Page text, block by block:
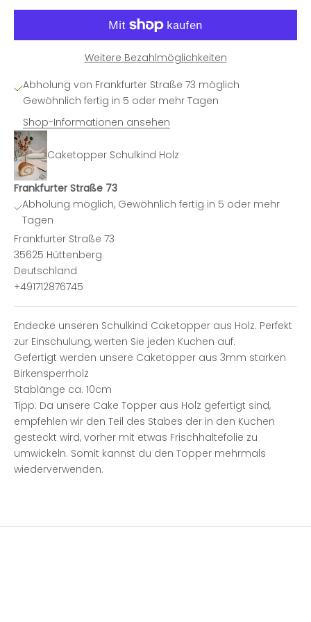
Weitere Bezahlmöglichkeiten
Abholung von Frankfurter Straße 73 möglich
Gewöhnlich fertig in 5 oder mehr Tagen
Shop-Informationen ansehen
Caketopper Schulkind Holz
Frankfurter Straße 73
Abholung möglich, Gewöhnlich fertig in 5 oder mehr
Tagen
Frankfurter Straße 73
35625 Hüttenberg
Deutschland
+491712876745
Endecke unseren Schulkind Caketopper aus Holz. Perfekt
zur Einschulung, werten Sie jeden Kuchen auf.
Gefertigt werden unsere Caketopper aus 3mm starken
Birkensperrholz
Stablänge ca. 10cm
Tipp: Da unsere Cake Topper aus Holz gefertigt sind,
empfehlen wir den Teil des Stabes der in den Kuchen
gesteckt wird, vorher mit etwas Frischhaltefolie zu
umwickeln. Somit kannst du den Topper mehrmals
wiederverwenden.